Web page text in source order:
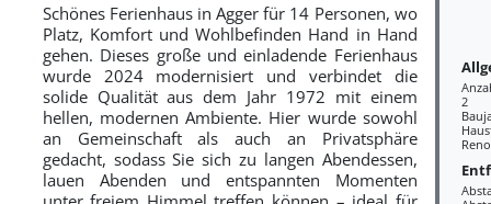
2
Schönes Ferienhaus in Agger für 14 Personen, wo
Platz, Komfort und Wohlbefinden Hand in Hand
gehen. Dieses große und einladende Ferienhaus
wurde 2024 modernisiert und verbindet die
solide Qualität aus dem Jahr 1972 mit einem
hellen, modernen Ambiente. Hier wurde sowohl
an Gemeinschaft als auch an Privatsphäre
gedacht, sodass Sie sich zu langen Abendessen,
lauen Abenden und entspannten Momenten